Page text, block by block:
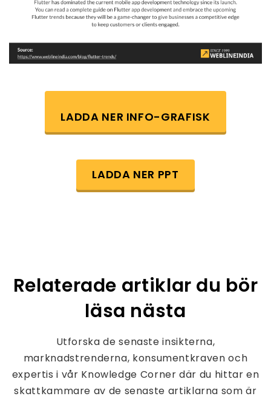
LADDA NER INFO-GRAFISK
LADDA NER PPT
Relaterade artiklar du bör
läsa nästa
Utforska de senaste insikterna,
marknadstrenderna, konsumentkraven och
expertis i vår Knowledge Corner där du hittar en
skattkammare av de senaste artiklarna som är